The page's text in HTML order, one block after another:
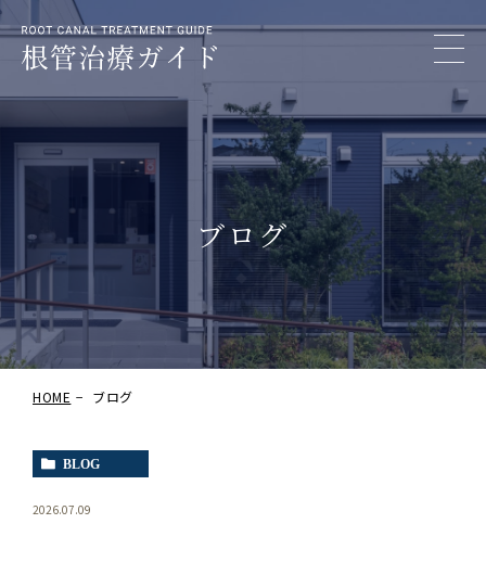
ブログ
HOME ブログ
BLOG
2026.07.09